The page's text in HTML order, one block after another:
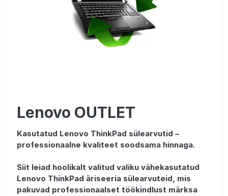
Lenovo OUTLET
Kasutatud Lenovo ThinkPad sülearvutid –
professionaalne kvaliteet soodsama hinnaga.
Siit leiad hoolikalt valitud valiku vähekasutatud
Lenovo ThinkPad äriseeria sülearvuteid, mis
pakuvad professionaalset töökindlust märksa